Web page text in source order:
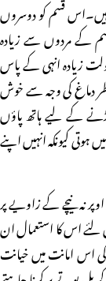
قسم کو دوسروں
کے مردوں سے زیادہ
زیادہ انہی کے پاس
دماغ کی وجہ سے خوش
کے لیے ہاتھ پاؤں
کیونکہ انہیں اپنے
نہ نیچے کے زاویے پر
لئے اس کا استعمال ان
اس امانت میں خیانت